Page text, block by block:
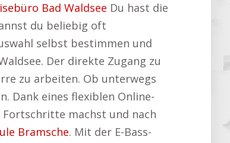
Bad Waldsee Du hast die
du beliebig oft
selbst bestimmen und
Der direkte Zugang zu
zu arbeiten. Ob unterwegs
Dank eines flexiblen Online-
machst und nach
Bramsche. Mit der E-Bass-